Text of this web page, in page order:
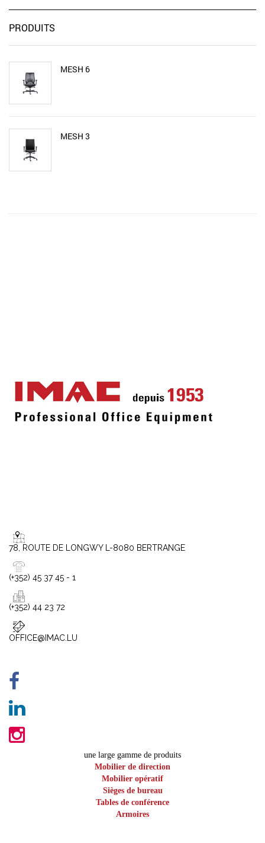
PRODUITS
MESH 6
MESH 3
78, ROUTE DE LONGWY L-8080 BERTRANGE
(+352) 45 37 45 - 1
(+352) 44 23 72
OFFICE@IMAC.LU
une large gamme de produits
Mobilier de direction
Mobilier opératif
Sièges de bureau
Tables de conférence
Armoires